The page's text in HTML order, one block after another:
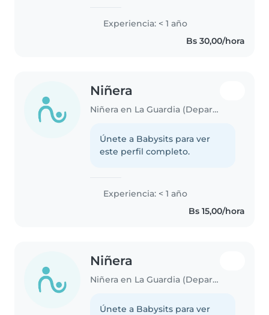
Experiencia: < 1 año
Bs 30,00/hora
Niñera
Niñera en La Guardia (Departamento de Santa Cruz)
Únete a Babysits para ver
este perfil completo.
Experiencia: < 1 año
Bs 15,00/hora
Niñera
Niñera en La Guardia (Departamento de Santa Cruz)
Únete a Babysits para ver